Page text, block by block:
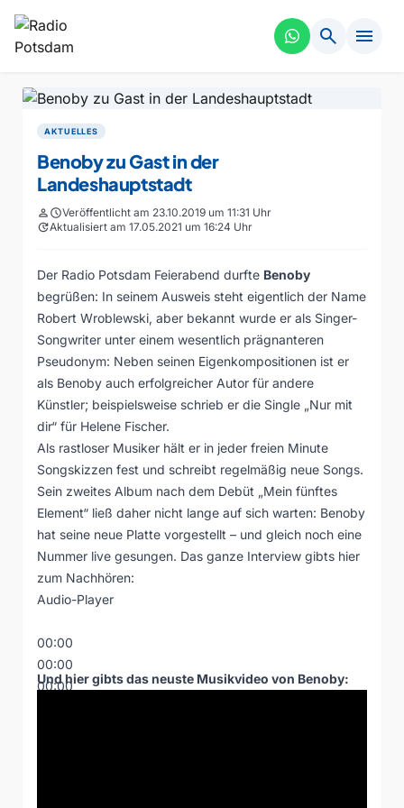
search menu
AKTUELLES
Benoby zu Gast in der
Landeshauptstadt
personscheduleVeröffentlicht am 23.10.2019 um 11:31 Uhr
updateAktualisiert am 17.05.2021 um 16:24 Uhr
Der Radio Potsdam Feierabend durfte Benoby
begrüßen: In seinem Ausweis steht eigentlich der Name
Robert Wroblewski, aber bekannt wurde er als Singer-
Songwriter unter einem wesentlich prägnanteren
Pseudonym: Neben seinen Eigenkompositionen ist er
als Benoby auch erfolgreicher Autor für andere
Künstler; beispielsweise schrieb er die Single „Nur mit
dir“ für Helene Fischer.
Als rastloser Musiker hält er in jeder freien Minute
Songskizzen fest und schreibt regelmäßig neue Songs.
Sein zweites Album nach dem Debüt „Mein fünftes
Element“ ließ daher nicht lange auf sich warten: Benoby
hat seine neue Platte vorgestellt – und gleich noch eine
Nummer live gesungen. Das ganze Interview gibts hier
zum Nachhören:
Audio-Player
00:00
00:00
00:00
Und hier gibts das neuste Musikvideo von Benoby: